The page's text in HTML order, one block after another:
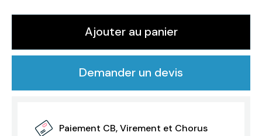
Ajouter au panier
Demander un devis
Paiement CB, Virement et Chorus